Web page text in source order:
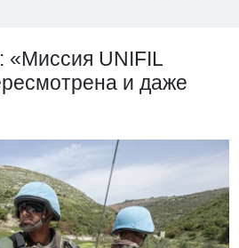
«Миссия UNIFIL
и даже